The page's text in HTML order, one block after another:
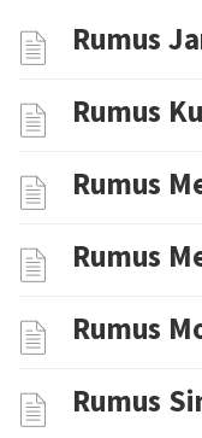
Rumus
Rumus
Rumus
Rumus
Rumus
Rumus